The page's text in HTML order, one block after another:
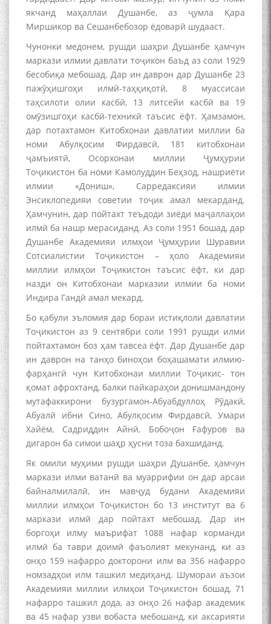
якчанд маҳаллаи Душанбе, аз ҷумла Қара
Миршикор ва Сешанбебозор ёдоварӣ шудааст.
Чунонки медонем, рушди шаҳри Душанбе ҳамчун
маркази илмии давлати тоҷикон баъд аз соли 1929
бесобиқа мебошад. Дар ин даврон дар Душанбе 23
пажӯҳишгоҳи илмӣ-таҳқиқотӣ, 8 муассисаи
таҳсилоти олии касбӣ, 13 литсейи касбӣ ва 19
омӯзишгоҳи касбӣ-техникӣ таъсис ёфт. Ҳамзамон,
дар потахтамон Китобхонаи давлатии миллии ба
номи Абулқосим Фирдавсӣ, 181 китобхонаи
ҷамъиятӣ, Осорхонаи миллии Ҷумҳурии
Тоҷикистон ба номи Камолуддин Беҳзод, нашриёти
илмии «Дониш», Сарредаксияи илмии
Энсиклопедияи советии тоҷик амал мекарданд.
Ҳамчунин, дар пойтахт теъдоди зиёди маҷаллаҳои
илмӣ ба нашр мерасиданд. Аз соли 1951 бошад, дар
Душанбе Академияи илмҳои Ҷумҳурии Шуравии
Сотсиалистии Тоҷикистон – ҳоло Академияи
миллии илмҳои Тоҷикистон таъсис ёфт, ки дар
назди он Китобхонаи марказии илмии ба номи
Индира Гандӣ амал мекард.
Бо қабули эъломия дар бораи истиқлоли давлатии
Тоҷикистон аз 9 сентябри соли 1991 рушди илми
пойтахтамон боз ҳам тавсеа ёфт. Дар Душанбе дар
ин даврон на танҳо биноҳои боҳашамати илмию-
фарҳангӣ чун Китобхонаи миллии Тоҷикис- тон
қомат афрохтанд, балки пайкараҳои донишмандону
мутафаккирони бузургамон-Абуабдуллоҳ Рӯдакӣ,
Абуалӣ ибни Сино, Абулқосим Фирдавсӣ, Умари
Хайём, Садриддин Айнӣ, Бобоҷон Ғафуров ва
дигарон ба симои шаҳр ҳусни тоза бахшиданд.
Як омили муҳими рушди шаҳри Душанбе, ҳамчун
маркази илми ватанӣ ва муаррифии он дар арсаи
байналмилалӣ, ин мавҷуд будани Академияи
миллии илмҳои Тоҷикистон бо 13 институт ва 6
маркази илмӣ дар пойтахт мебошад. Дар ин
боргоҳи илму маърифат 1088 нафар корманди
илмӣ ба таври доимӣ фаъолият мекунанд, ки аз
онҳо 159 нафарро докторони илм ва 356 нафарро
номзадҳои илм ташкил медиҳанд. Шумораи аъзои
Академияи миллии илмҳои Тоҷикистон бошад, 71
нафарро ташкил дода, аз онҳо 26 нафар академик
ва 45 нафар узви вобаста мебошанд, ки аксарияти